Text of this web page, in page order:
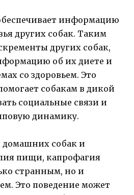
информацию
других собак. Таким
других собак,
об их диете и
со здоровьем. Это
собакам в дикой
социальные связи и
динамику.
домашних собак и
пищи, капрофагия
странным, но и
Это поведение может